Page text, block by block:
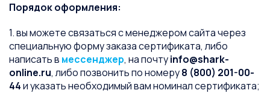
Порядок оформления:
1. вы можете связаться с менеджером сайта через
специальную форму заказа сертификата, либо
написать в мессенджер, на почтуinfo@shark-
online.ru, либо позвонить по номеру8 (800) 201-00-
44и указать необходимый вам номинал сертификата;